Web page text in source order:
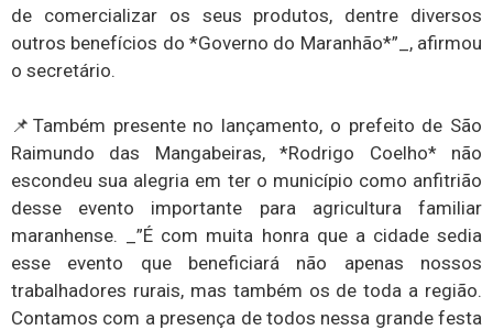
de comercializar os seus produtos, dentre diversos
outros benefícios do *Governo do Maranhão*”_, afirmou
o secretário.
📌Também presente no lançamento, o prefeito de São
Raimundo das Mangabeiras, *Rodrigo Coelho* não
escondeu sua alegria em ter o município como anfitrião
desse evento importante para agricultura familiar
maranhense. _”É com muita honra que a cidade sedia
esse evento que beneficiará não apenas nossos
trabalhadores rurais, mas também os de toda a região.
Contamos com a presença de todos nessa grande festa